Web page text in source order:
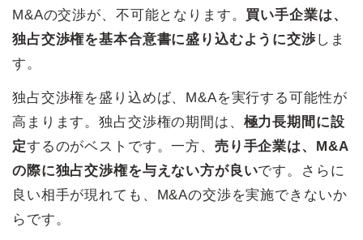
M&Aの交渉が、不可能となります。 買い手企業は、
独占交渉権を基本合意書に盛り込むように交渉しま
す。
独占交渉権を盛り込めば、M&Aを実行する可能性が
高まります。独占交渉権の期間は、 極力長期間に設
定するのがベストです。一方、 売り手企業は、M&A
の際に独占交渉権を与えない方が良いです。さらに
良い相手が現れても、M&Aの交渉を実施できないか
らです。